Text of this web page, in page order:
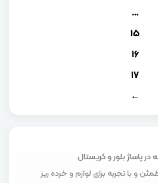
…
15
16
17
←
پاساژ بلور و کریستال
و با تجربه برای لوازم و خرده ریز